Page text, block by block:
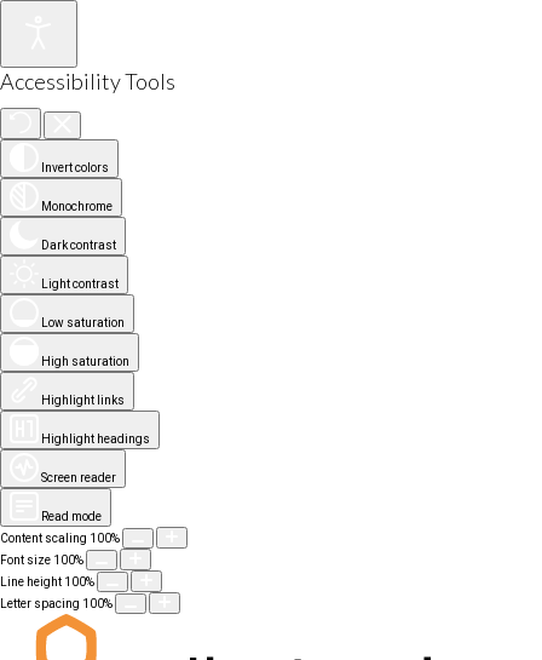
Accessibility Tools
Invert colors
Monochrome
Dark contrast
Light contrast
Low saturation
High saturation
Highlight links
Highlight headings
Screen reader
Read mode
Content scaling 100%
Font size 100%
Line height 100%
Letter spacing 100%